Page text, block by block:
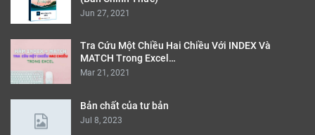
Jun 27, 2021
Tra Cứu Một Chiều Hai Chiều Với INDEX Và
MATCH Trong Excel…
Mar 21, 2021
Bản chất của tư bản
Jul 8, 2023